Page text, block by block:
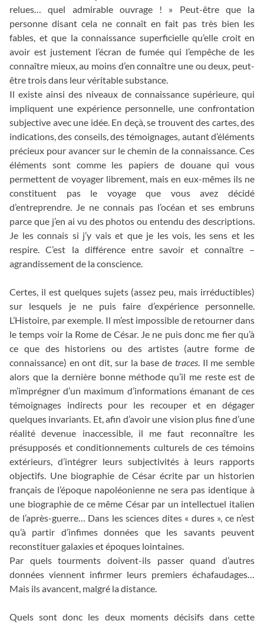
relues… quel admirable ouvrage ! » Peut-être que la
personne disant cela ne connaît en fait pas très bien les
fables, et que la connaissance superficielle qu’elle croit en
avoir est justement l’écran de fumée qui l’empêche de les
connaître mieux, au moins d’en connaître une ou deux, peut-
être trois dans leur véritable substance.
Il existe ainsi des niveaux de connaissance supérieure, qui
impliquent une expérience personnelle, une confrontation
subjective avec une idée. En deçà, se trouvent des cartes, des
indications, des conseils, des témoignages, autant d’éléments
précieux pour avancer sur le chemin de la connaissance. Ces
éléments sont comme les papiers de douane qui vous
permettent de voyager librement, mais en eux-mêmes ils ne
constituent pas le voyage que vous avez décidé
d’entreprendre. Je ne connais pas l’océan et ses embruns
parce que j’en ai vu des photos ou entendu des descriptions.
Je les connais si j’y vais et que je les vois, les sens et les
respire. C’est la différence entre savoir et connaître –
agrandissement de la conscience.
Certes, il est quelques sujets (assez peu, mais irréductibles)
sur lesquels je ne puis faire d’expérience personnelle.
L’Histoire, par exemple. Il m’est impossible de retourner dans
le temps voir la Rome de César. Je ne puis donc me fier qu’à
ce que des historiens ou des artistes (autre forme de
connaissance) en ont dit, sur la base de traces. Il me semble
alors que la dernière bonne méthode qu’il me reste est de
m’imprégner d’un maximum d’informations émanant de ces
témoignages indirects pour les recouper et en dégager
quelques invariants. Et, afin d’avoir une vision plus fine d’une
réalité devenue inaccessible, il me faut reconnaître les
présupposés et conditionnements culturels de ces témoins
extérieurs, d’intégrer leurs subjectivités à leurs rapports
objectifs. Une biographie de César écrite par un historien
français de l’époque napoléonienne ne sera pas identique à
une biographie de ce même César par un intellectuel italien
de l’après-guerre… Dans les sciences dites « dures », ce n’est
qu’à partir d’infimes données que les savants peuvent
reconstituer galaxies et époques lointaines.
Par quels tourments doivent-ils passer quand d’autres
données viennent infirmer leurs premiers échafaudages…
Mais ils avancent, malgré la distance.
Quels sont donc les deux moments décisifs dans cette